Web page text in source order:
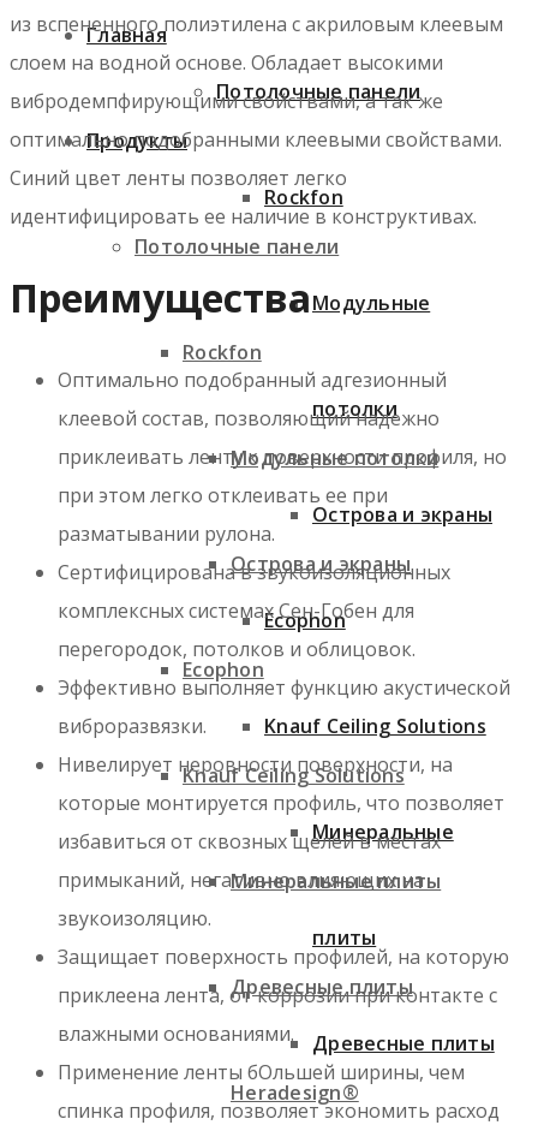
Главная
Продукты
Потолочные панели
Rockfon
Модульные потолки
Острова и экраны
Ecophon
Knauf Ceiling Solutions
Минеральные плиты
Древесные плиты
Heradesign®
Потолочные панели
Rockfon
Модульные
потолки
Острова и экраны
Ecophon
Knauf Ceiling Solutions
Минеральные
плиты
Древесные плиты
из вспененного полиэтилена с акриловым клеевым
слоем на водной основе. Обладает высокими
вибродемпфирующими свойствами, а так же
оптимально подобранными клеевыми свойствами.
Синий цвет ленты позволяет легко
идентифицировать ее наличие в конструктивах.
Преимущества
Оптимально подобранный адгезионный
клеевой состав, позволяющий надежно
приклеивать ленту к поверхности профиля, но
при этом легко отклеивать ее при
разматывании рулона.
Сертифицирована в звукоизоляционных
комплексных системах Сен-Гобен для
перегородок, потолков и облицовок.
Эффективно выполняет функцию акустической
виброразвязки.
Нивелирует неровности поверхности, на
которые монтируется профиль, что позволяет
избавиться от сквозных щелей в местах
примыканий, негативно влияющих на
звукоизоляцию.
Защищает поверхность профилей, на которую
приклеена лента, от коррозии при контакте с
влажными основаниями.
Применение ленты бОльшей ширины, чем
спинка профиля, позволяет экономить расход